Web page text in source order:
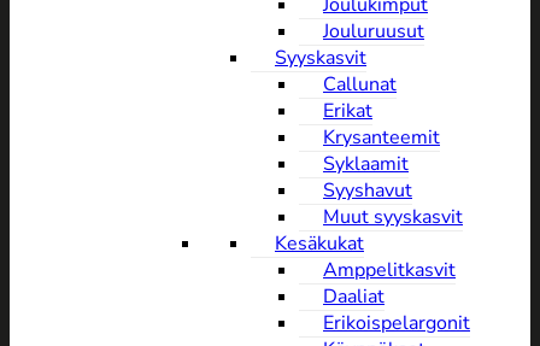
Jouluruusut
Syyskasvit
Callunat
Erikat
Krysanteemit
Syklaamit
Syyshavut
Muut syyskasvit
Kesäkukat
Amppelitkasvit
Daaliat
Erikoispelargonit